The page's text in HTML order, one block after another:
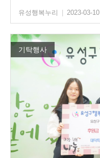
유성행복누리 | 2023-03-10
기탁행사